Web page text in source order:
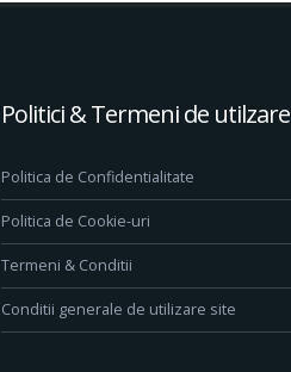
Politici & Termeni de utilzare
Politica de Confidentialitate
Politica de Cookie-uri
Termeni & Conditii
Conditii generale de utilizare site